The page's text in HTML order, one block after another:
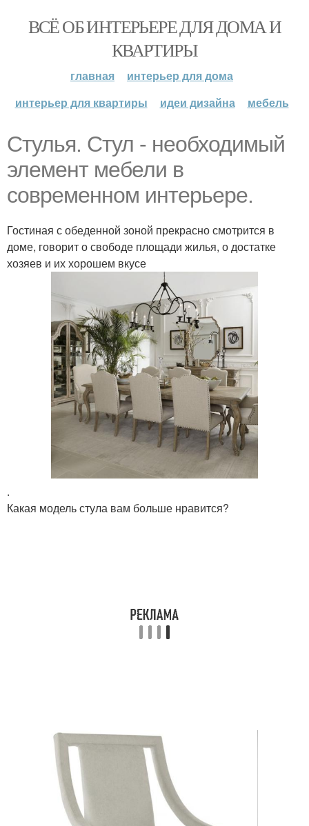
ВСЁ ОБ ИНТЕРЬЕРЕ ДЛЯ ДОМА И
КВАРТИРЫ
главная
интерьер для дома
интерьер для квартиры
идеи дизайна мебель
Стулья. Стул - необходимый
элемент мебели в
современном интерьере.
Гостиная с обеденной зоной прекрасно смотрится в
доме, говорит о свободе площади жилья, о достатке
хозяев и их хорошем вкусе
.
Какая модель стула вам больше нравится?